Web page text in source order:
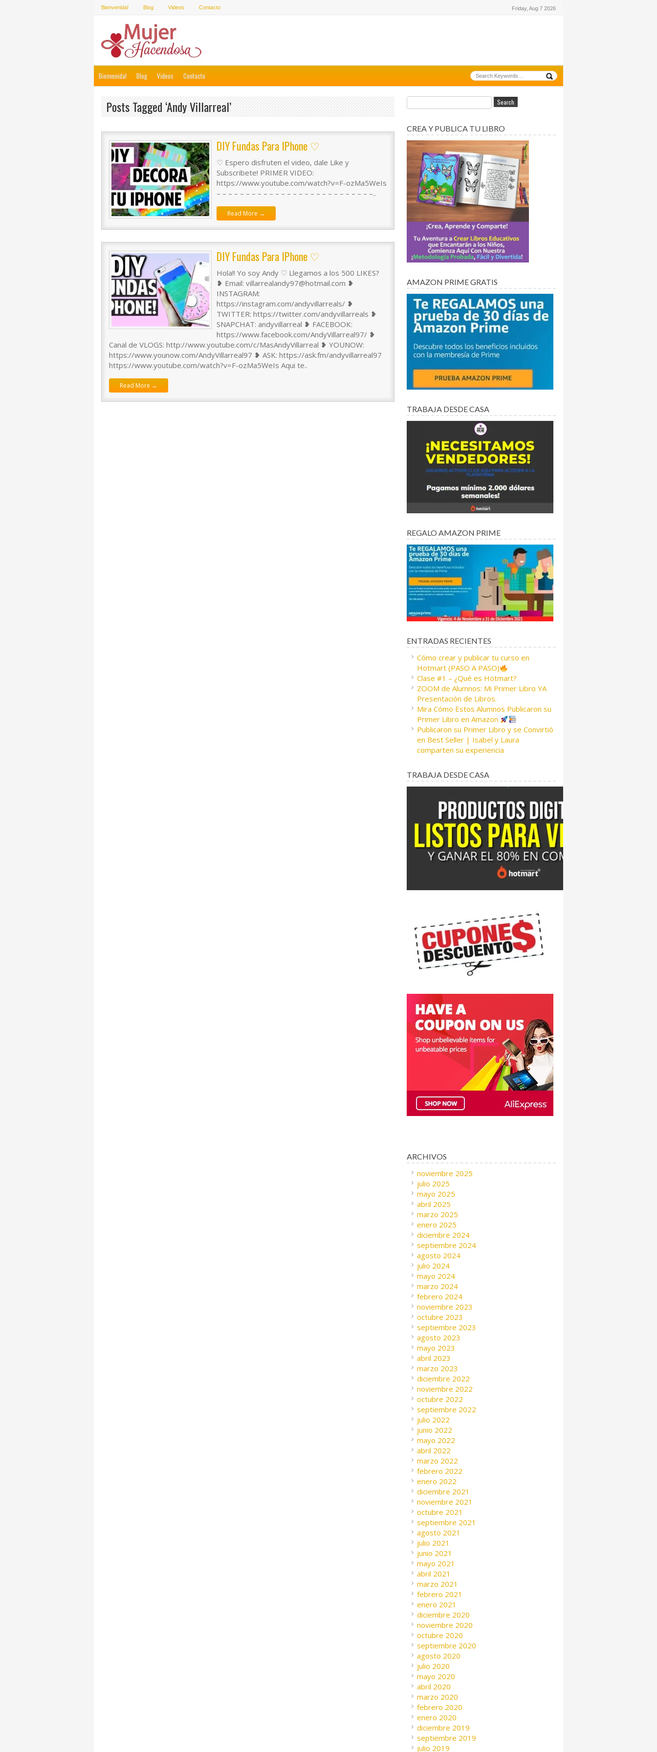
Bienvenida! Blog Videos Contacto Friday, Aug 7 2026
Bienvenida! Blog Videos Contacto
Posts Tagged ‘andy Villarreal’
DIY Fundas Para IPhone ♡
♡ Espero disfruten el video, dale Like y
Subscribete! PRIMER VIDEO:
https://www.youtube.com/watch?v=F-ozMa5WeIs
– – – – – – – – – – – – – – – – – – – – – – – – – – –..
Read More →
DIY Fundas Para IPhone ♡
Hola!! Yo soy Andy ♡ Llegamos a los 500 LIKES?
❥ Email: villarrealandy97@hotmail.com ❥
INSTAGRAM:
https://instagram.com/andyvillarreals/ ❥
TWITTER: https://twitter.com/andyvillarreals ❥
SNAPCHAT: andyvillarreal ❥ FACEBOOK:
https://www.facebook.com/AndyVillarreal97/ ❥
Canal de VLOGS: http://www.youtube.com/c/MasAndyVillarreal ❥ YOUNOW:
https://www.younow.com/AndyVillarreal97 ❥ ASK: https://ask.fm/andyvillarreal97
https://www.youtube.com/watch?v=F-ozMa5WeIs Aqui te..
Read More →
CREA Y PUBLICA TU LIBRO
AMAZON PRIME GRATIS
TRABAJA DESDE CASA
REGALO AMAZON PRIME
ENTRADAS RECIENTES
Cómo crear y publicar tu curso en
Hotmart (PASO A PASO)
Clase #1 – ¿Qué es Hotmart?
ZOOM de Alumnos: Mi Primer Libro YA
Presentación de Libros.
Mira Cómo Estos Alumnos Publicaron su
Primer Libro en Amazon
Publicaron su Primer Libro y se Convirtió
en Best Seller | Isabel y Laura
comparten su experiencia
TRABAJA DESDE CASA
ARCHIVOS
noviembre 2025
julio 2025
mayo 2025
abril 2025
marzo 2025
enero 2025
diciembre 2024
septiembre 2024
agosto 2024
julio 2024
mayo 2024
marzo 2024
febrero 2024
noviembre 2023
octubre 2023
septiembre 2023
agosto 2023
mayo 2023
abril 2023
marzo 2023
diciembre 2022
noviembre 2022
octubre 2022
septiembre 2022
julio 2022
junio 2022
mayo 2022
abril 2022
marzo 2022
febrero 2022
enero 2022
diciembre 2021
noviembre 2021
octubre 2021
septiembre 2021
agosto 2021
julio 2021
junio 2021
mayo 2021
abril 2021
marzo 2021
febrero 2021
enero 2021
diciembre 2020
noviembre 2020
octubre 2020
septiembre 2020
agosto 2020
julio 2020
mayo 2020
abril 2020
marzo 2020
febrero 2020
enero 2020
diciembre 2019
septiembre 2019
julio 2019